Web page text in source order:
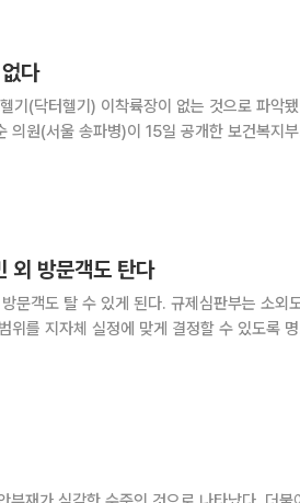
다
기(닥터헬기) 이착륙장이 없는 것으로 파악됐
는 것으로
외 방문객도 탄다
있게 된다. 규제심판부는 소외도
위를 지자체 실정에 맞게 결정할 수 있도록 명
이동수단도 없는